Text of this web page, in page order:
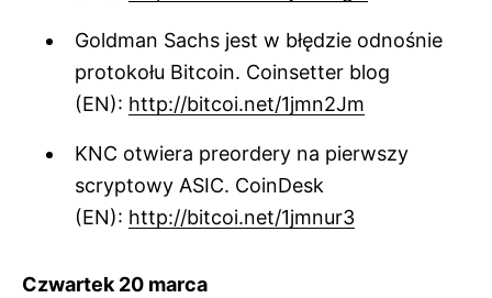
Goldman Sachs jest w błędzie odnośnie
protokołu Bitcoin. Coinsetter blog
(EN): http://bitcoi.net/1jmn2Jm
KNC otwiera preordery na pierwszy
scryptowy ASIC. CoinDesk
(EN): http://bitcoi.net/1jmnur3
Czwartek 20 marca